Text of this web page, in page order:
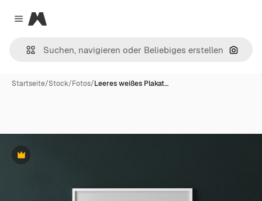
Close menu
Magnific
Nach
Startseite/Stock/Fotos/Leeres weißes Plakat…
Premium